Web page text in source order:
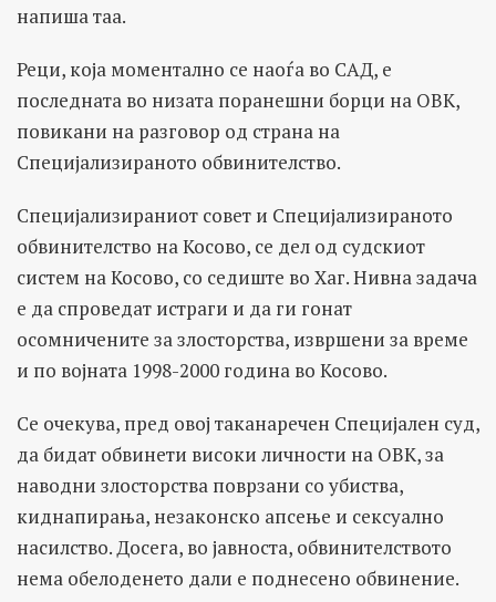
напиша таа.
Реци, која моментално се наоѓа во САД, е
последната во низата поранешни борци на ОВК,
повикани на разговор од страна на
Специјализираното обвинителство.
Специјализираниот совет и Специјализираното
обвинителство на Косово, се дел од судскиот
систем на Косово, со седиште во Хаг. Нивна задача
е да спроведат истраги и да ги гонат
осомничените за злосторства, извршени за време
и по војната 1998-2000 година во Косово.
Се очекува, пред овој таканаречен Специјален суд,
да бидат обвинети високи личности на ОВК, за
наводни злосторства поврзани со убиства,
киднапирања, незаконско апсење и сексуално
насилство. Досега, во јавноста, обвинителството
нема обелоденето дали е поднесено обвинение.